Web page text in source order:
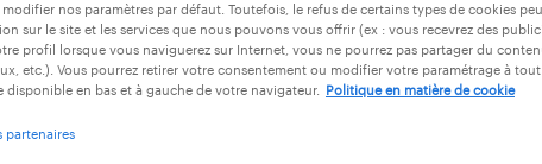
employé d'élevage h/f
nos paramètres par défaut. Toutefois, le refus de certains types de cookies
sur le site et les services que nous pouvons vous offrir (ex : vous recevrez des
profil lorsque vous naviguerez sur Internet, vous ne pourrez pas partager du
etc.). Vous pourrez retirer votre consentement ou modifier votre paramétrage à
disponible en bas et à gauche de votre navigateur.
Politique en matière de cookie
partenaires